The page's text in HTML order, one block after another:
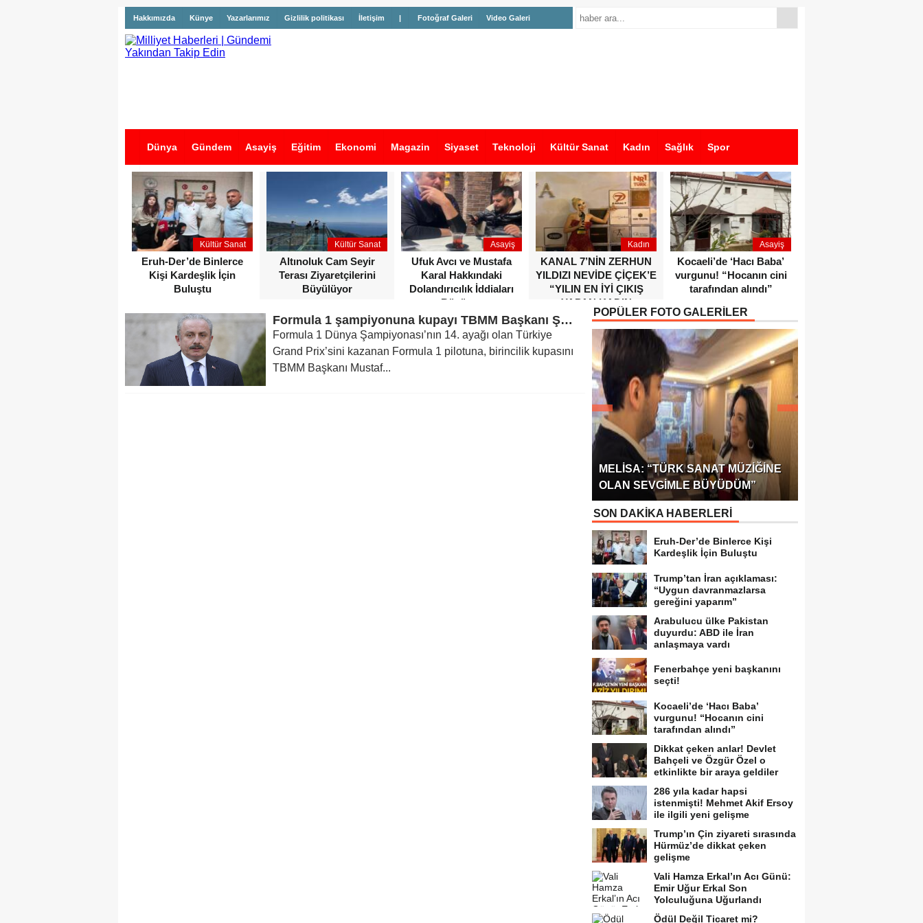
Hakkımızda Künye Yazarlarımız Gizlilik politikası İletişim | Fotoğraf Galeri Video Galeri
Dünya Gündem Asayiş Eğitim Ekonomi Magazin Siyaset Teknoloji Kültür Sanat Kadın Sağlık Spor
İş İlanları
Kültür Sanat
Eruh-Der’de Binlerce
Kişi Kardeşlik İçin
Buluştu
Kültür Sanat
Altınoluk Cam Seyir
Terası Ziyaretçilerini
Büyülüyor
Asayiş
Ufuk Avcı ve Mustafa
Karal Hakkındaki
Dolandırıcılık İddiaları
Büyüyor
Kadın
KANAL 7’NİN ZERHUN
YILDIZI NEVİDE ÇİÇEK’E
“YILIN EN İYİ ÇIKIŞ
YAPAN KADIN
OYUNCUSU” ÖDÜLÜ!
Asayiş
Kocaeli’de ‘Hacı Baba’
vurgunu! “Hocanın cini
tarafından alındı”
Formula 1 şampiyonuna kupayı TBMM Başkanı Şentop verecek
Formula 1 Dünya Şampiyonası’nın 14. ayağı olan Türkiye
Grand Prix’sini kazanan Formula 1 pilotuna, birincilik kupasını
TBMM Başkanı Mustaf...
POPÜLER FOTO GALERİLER
MELISA: “TÜRK SANAT MÜZIĞINE
OLAN SEVGIMLE BÜYÜDÜM”
SON DAKİKA HABERLERİ
Eruh-Der’de Binlerce Kişi
Kardeşlik İçin Buluştu
Trump’tan İran açıklaması:
“Uygun davranmazlarsa
gereğini yaparım”
Arabulucu ülke Pakistan
duyurdu: ABD ile İran
anlaşmaya vardı
Fenerbahçe yeni başkanını
seçti!
Kocaeli’de ‘Hacı Baba’
vurgunu! “Hocanın cini
tarafından alındı”
Dikkat çeken anlar! Devlet
Bahçeli ve Özgür Özel o
etkinlikte bir araya geldiler
286 yıla kadar hapsi
istenmişti! Mehmet Akif Ersoy
ile ilgili yeni gelişme
Trump’ın Çin ziyareti sırasında
Hürmüz’de dikkat çeken
gelişme
Vali Hamza Erkal’ın Acı Günü:
Emir Uğur Erkal Son
Yolculuğuna Uğurlandı
Ödül Değil Ticaret mi?